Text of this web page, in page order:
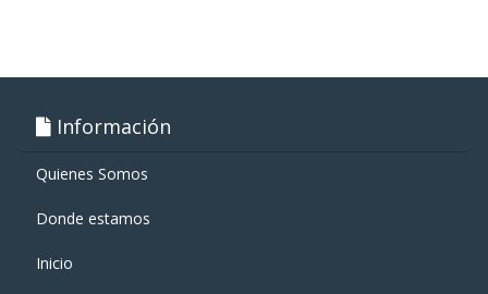
Información
Quienes Somos
Donde estamos
Inicio